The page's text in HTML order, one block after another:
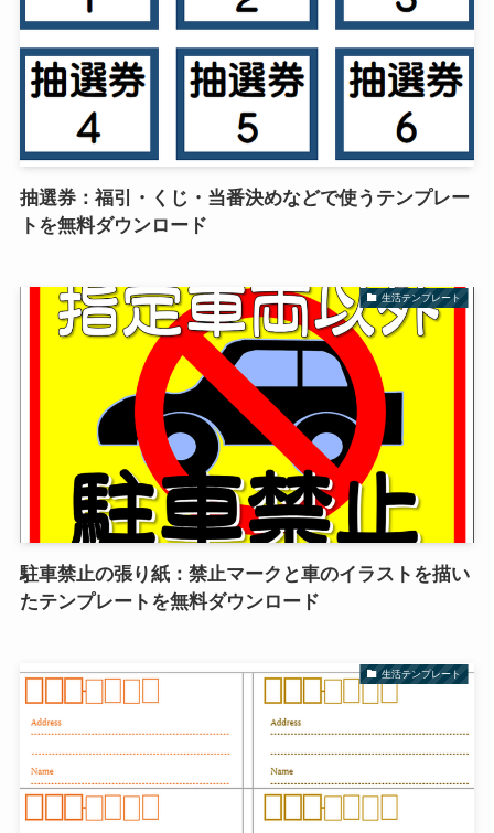
抽選券：福引・くじ・当番決めなどで使うテンプレー
トを無料ダウンロード
生活テンプレート
駐車禁止の張り紙：禁止マークと車のイラストを描い
たテンプレートを無料ダウンロード
生活テンプレート